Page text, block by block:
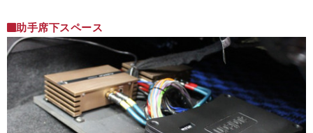
助手席下スペース